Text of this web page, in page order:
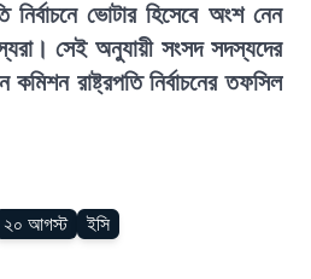
নির্বাচনে ভোটার হিসেবে অংশ নেন
সেই অনুযায়ী সংসদ সদস্যদের
কমিশন রাষ্ট্রপতি নির্বাচনের তফসিল
২০ আগস্ট ইসি